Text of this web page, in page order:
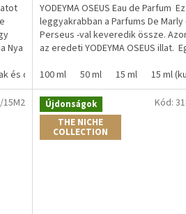
Nya
és doboz nélkül)
ből
3,6
csillag.
YODEYMA OSEUS Eau de Parfum
leggyakrabban a Parfums De Marly
Perseus -val keveredik össze.
az eredeti YODEYMA OSEUS illat.
100 ml
50 ml 15 ml 15 ml
15M2
Újdonságok
THE NICHE
COLLECTION
Kód: